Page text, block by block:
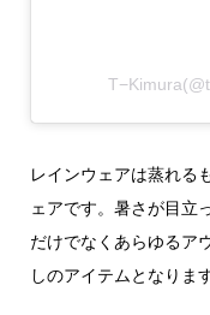
レインウェアは蒸れる
ェアです。暑さが目立
だけでなくあらゆるア
しのアイテムとなります